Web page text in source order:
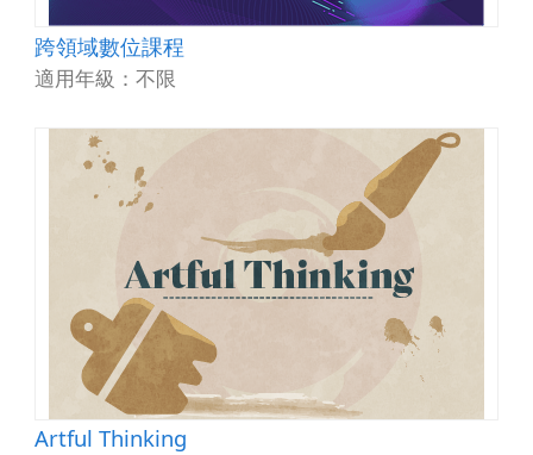
跨領域數位課程
適用年級：不限
Artful Thinking